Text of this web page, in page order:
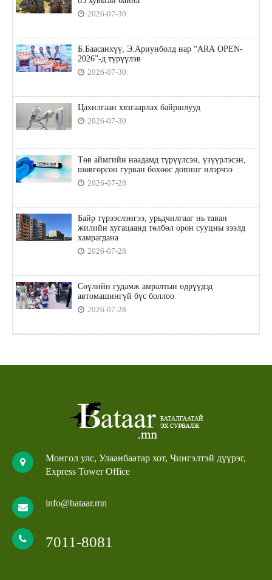
2026-07-30
Б.Баасанхүү, Э.Ариунболд нар “ARA OPEN-
2026”-д түрүүлэв
2026-07-30
Цахилгаан хязгаарлах байршлууд
2026-07-30
Төв аймгийн наадамд түрүүлсэн, үзүүрлэсэн,
шөвгөрсөн гурван бөхөөс допинг илэрчээ
2026-07-28
Байр түрээслэнгээ, урьдчилгааг нь таван
жилийн хугацаанд төлбөл орон сууцны зээлд
хамрагдана
2026-07-28
Сөүлийн гудамж амралтын өдрүүдэд
автомашингүй бүс боллоо
2026-07-28
Монгол улс, Улаанбаатар хот, Чингэлтэй дүүрэг,
Express Tower Office
info@bataar.mn
7011-8081